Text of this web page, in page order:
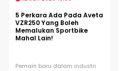
5 Perkara Ada Pada Aveta
VZR250 Yang Boleh
Memalukan Sportbike
Mahal Lain!
Pemain baru dalam industri